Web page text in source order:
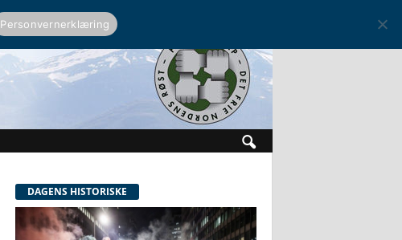
DAGENS HISTORISKE
Personvernerklæring